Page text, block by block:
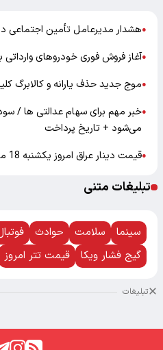
●هشدار مدیرعامل تأمین اجتماعی
●آغاز فروش فوری خودروهای وارداتی
●موج جدید حذف یارانه و کالابرگ
●
می‌شود + تاریخ پرداخت
●قیمت دینار عراق امروز یکشنبه 18 مرداد 1405
تبلیغات متنی
سینما سلامت حوادث
گیج فشار ویکا
قیمت تتر امروز
تبلیغات